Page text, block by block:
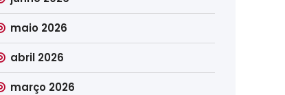
maio 2026
abril 2026
março 2026